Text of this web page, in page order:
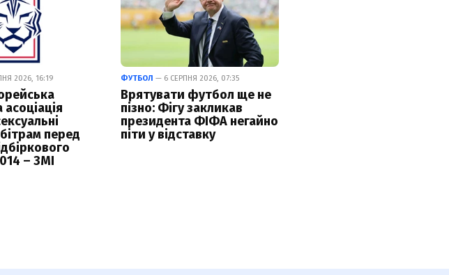
2026, 16:19
перед
– ЗМІ
ФУТБОЛ — 6 СЕРПНЯ 2026, 07:35
Врятувати футбол ще не
пізно: Фігу закликав
президента ФІФА негайно
піти у відставку